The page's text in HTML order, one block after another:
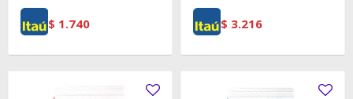
$ 1.740 $ 3.216